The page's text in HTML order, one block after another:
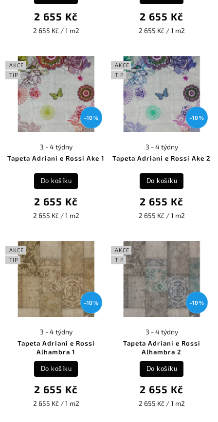
2 655 Kč
2 655 Kč / 1 m2
2 655 Kč
2 655 Kč / 1 m2
AKCE
TIP
–10 %
Tapeta Adriani e Rossi Ake 1
3 - 4 týdny
2 655 Kč
2 655 Kč / 1 m2
Do košíku
AKCE
TIP
–10 %
Tapeta Adriani e Rossi Ake 2
3 - 4 týdny
2 655 Kč
2 655 Kč / 1 m2
Do košíku
AKCE
TIP
–10 %
Tapeta Adriani e Rossi
Alhambra 1
3 - 4 týdny
2 655 Kč
2 655 Kč / 1 m2
Do košíku
AKCE
TIP
–10 %
Tapeta Adriani e Rossi
Alhambra 2
3 - 4 týdny
2 655 Kč
2 655 Kč / 1 m2
Do košíku